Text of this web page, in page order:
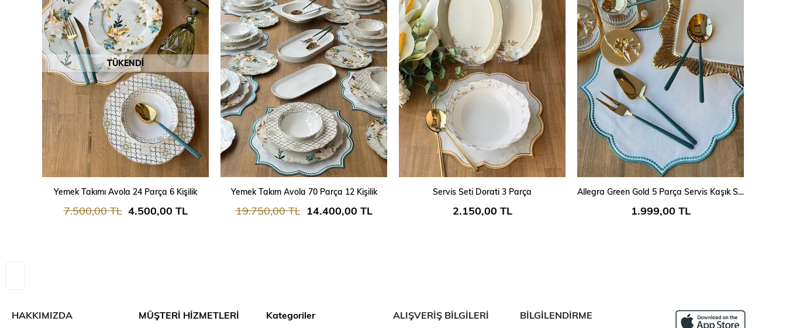
TÜKENDI
Yemek Takımı Avola 24 Parça 6 Kişilik
4.500,00 TL
7.500,00 TL
SEPETE EKLE
Yemek Takım Avola 70 Parça 12 Kişilik
14.400,00 TL
19.750,00 TL
SEPETE EKLE
Servis Seti Dorati 3 Parça
2.150,00 TL
SEPETE EKLE
Allegra Green Gold 5 Parça Servis Kaşık Seti
1.999,00 TL
HAKKIMIZDA MÜŞTERİ HİZMETLERİ Kategoriler ALIŞVERİŞ BİLGİLERİ BİLGİLENDİRME